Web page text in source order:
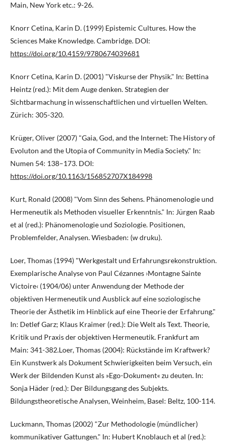
Main, New York etc.: 9-26.
Knorr Cetina, Karin D. (1999) Epistemic Cultures. How the
Sciences Make Knowledge. Cambridge. DOI:
https://doi.org/10.4159/9780674039681
Knorr Cetina, Karin D. (2001) "Viskurse der Physik." In: Bettina
Heintz (red.): Mit dem Auge denken. Strategien der
Sichtbarmachung in wissenschaftlichen und virtuellen Welten.
Zürich: 305-320.
Krüger, Oliver (2007) "Gaia, God, and the Internet: The History of
Evoluton and the Utopia of Community in Media Society." In:
Numen 54: 138–173. DOI:
https://doi.org/10.1163/156852707X184998
Kurt, Ronald (2008) "Vom Sinn des Sehens. Phänomenologie und
Hermeneutik als Methoden visueller Erkenntnis." In: Jürgen Raab
et al (red.): Phänomenologie und Soziologie. Positionen,
Problemfelder, Analysen. Wiesbaden: (w druku).
Loer, Thomas (1994) "Werkgestalt und Erfahrungsrekonstruktion.
Exemplarische Analyse von Paul Cézannes ›Montagne Sainte
Victoire‹ (1904/06) unter Anwendung der Methode der
objektiven Hermeneutik und Ausblick auf eine soziologische
Theorie der Ästhetik im Hinblick auf eine Theorie der Erfahrung."
In: Detlef Garz; Klaus Kraimer (red.): Die Welt als Text. Theorie,
Kritik und Praxis der objektiven Hermeneutik. Frankfurt am
Main: 341-382.Loer, Thomas (2004): Rückstände im Kraftwerk?
Ein Kunstwerk als Dokument Schwierigkeiten beim Versuch, ein
Werk der Bildenden Kunst als »Ego-Dokument« zu deuten. In:
Sonja Häder (red.): Der Bildungsgang des Subjekts.
Bildungstheoretische Analysen, Weinheim, Basel: Beltz, 100-114.
Luckmann, Thomas (2002) "Zur Methodologie (mündlicher)
kommunikativer Gattungen." In: Hubert Knoblauch et al (red.):